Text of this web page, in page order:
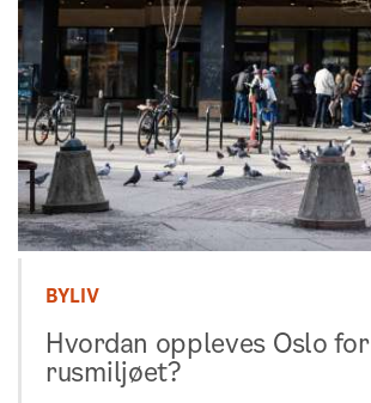
BYLIV
Hvordan oppleves Oslo for
rusmiljøet?